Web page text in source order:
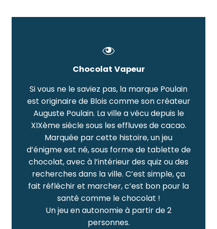
Chocolat Vapeur
Si vous ne le saviez pas, la marque Poulain
est originaire de Blois comme son créateur
Auguste Poulain. La ville a vécu depuis le
XIXème siècle sous les effluves de cacao.
Marquée par cette histoire, un jeu
d’énigme est né, sous forme de tablette de
chocolat, avec à l’intérieur des quiz ou des
recherches dans la ville. C’est simple, ça
fait réfléchir et marcher, c’est bon pour la
santé comme le chocolat !
Un jeu en autonomie à partir de 2
personnes.